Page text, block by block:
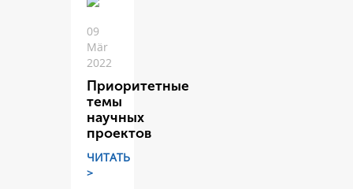
09
Mär
2022
Приоритетные
темы
научных
проектов
ЧИТАТЬ
>